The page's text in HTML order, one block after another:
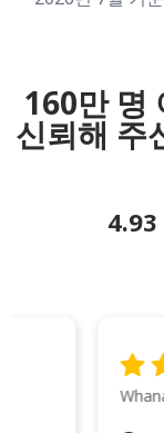
160만 명
신뢰해 주